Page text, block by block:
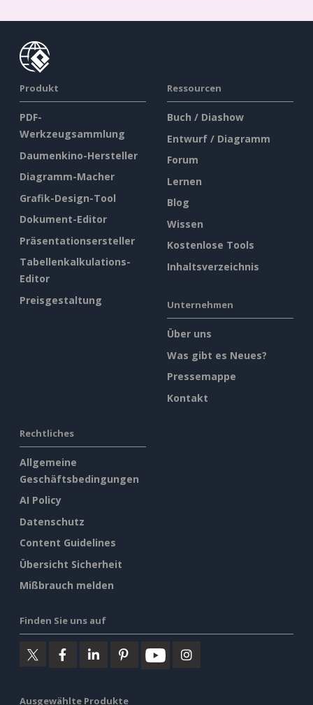
Produkt
PDF-
Werkzeugsammlung
Daumenkino-Hersteller
Diagramm-Macher
Grafik-Design-Tool
Dokument-Editor
Präsentationsersteller
Tabellenkalkulations-
Editor
Preisgestaltung
Ressourcen
Buch / Diashow
Entwurf / Diagramm
Forum
Lernen
Blog
Wissen
Kostenlose Tools
Inhaltsverzeichnis
Unternehmen
Über uns
Was gibt es Neues?
Pressemappe
Kontakt
Rechtliches
Allgemeine
Geschäftsbedingungen
AI Policy
Datenschutz
Content Guidelines
Übersicht Sicherheit
Mißbrauch melden
Finden Sie uns auf
Ausgewählte Produkte